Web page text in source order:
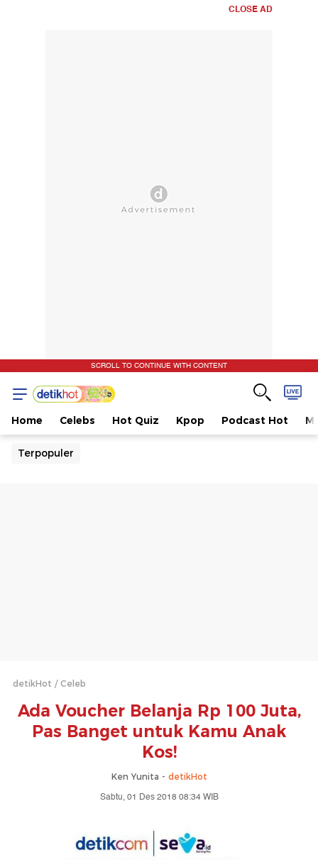
CLOSE AD
SCROLL TO CONTINUE WITH CONTENT
Home Celebs Hot Quiz Kpop Podcast Hot
Terpopuler
detikHot Celeb
Ada Voucher Belanja Rp 100 Juta,
Pas Banget untuk Kamu Anak
Kos!
Ken Yunita - detikHot
Sabtu, 01 Des 2018 08:34 WIB